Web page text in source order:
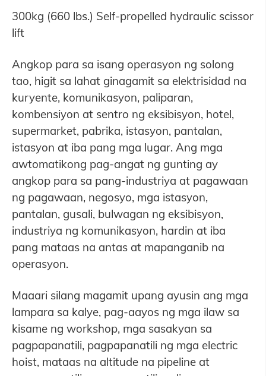
300kg (660 lbs.) Self-propelled hydraulic scissor
lift
Angkop para sa isang operasyon ng solong
tao, higit sa lahat ginagamit sa elektrisidad na
kuryente, komunikasyon, paliparan,
kombensiyon at sentro ng eksibisyon, hotel,
supermarket, pabrika, istasyon, pantalan,
istasyon at iba pang mga lugar. Ang mga
awtomatikong pag-angat ng gunting ay
angkop para sa pang-industriya at pagawaan
ng pagawaan, negosyo, mga istasyon,
pantalan, gusali, bulwagan ng eksibisyon,
industriya ng komunikasyon, hardin at iba
pang mataas na antas at mapanganib na
operasyon.
Maaari silang magamit upang ayusin ang mga
lampara sa kalye, pag-aayos ng mga ilaw sa
kisame ng workshop, mga sasakyan sa
pagpapanatili, pagpapanatili ng mga electric
hoist, mataas na altitude na pipeline at